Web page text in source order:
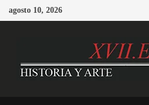
Saltar
al
agosto 10, 2026